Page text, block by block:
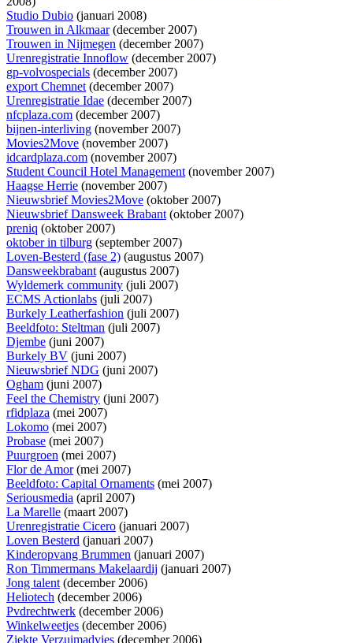
Studio Dubio (januari 2008)
Trouwen in Alkmaar(december 2007)
Trouwen in Nijmegen (december 2007)
Urenregistratie Innoflow (december 2007)
gp-volvospecials (december 2007)
export Chemnet(december 2007)
Urenregistratie Idae (december 2007)
nfcplaza.com (december 2007)
bijnen-interliving (november 2007)
Movies2Move (november 2007)
idcardplaza.com (november 2007)
Student Council Hotel Management(november 2007)
Haagse Herrie (november 2007)
Nieuwsbrief Movies2Move (oktober 2007)
Nieuwsbrief Dansweek Brabant(oktober 2007)
preniq (oktober 2007)
oktober in tilburg (september 2007)
Loven-Besterd (fase 2) (augustus 2007)
Dansweekbrabant(augustus 2007)
Wyldemerk community (juli 2007)
ECMS Actionlabs (juli 2007)
Burkely Leatherfashion (juli 2007)
Beeldfoto: Steltman (juli 2007)
Djembe (juni 2007)
Burkely BV (juni 2007)
Nieuwsbrief NDG (juni 2007)
Ogham (juni 2007)
Feel the Chemistry (juni 2007)
rfidplaza (mei 2007)
Lokomo (mei 2007)
Probase (mei 2007)
Puurgroen (mei 2007)
Flor de Amor(mei 2007)
Beeldfoto: Capital Ornaments (mei 2007)
Seriousmedia (april 2007)
La Marelle (maart 2007)
Urenregistratie Cicero (januari 2007)
Loven Besterd (januari 2007)
Kinderopvang Brummen (januari 2007)
Ron Timmermans Makelaardij (januari 2007)
Jong talent(december 2006)
Heliotech (december 2006)
Pvdrechtwerk (december 2006)
Winkelweetjes (december 2006)
Ziekte Verzuimadvies (december 2006)